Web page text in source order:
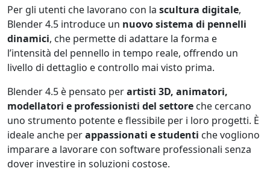
Per gli utenti che lavorano con la scultura digitale,
Blender 4.5 introduce un nuovo sistema di pennelli
dinamici, che permette di adattare la forma e
l’intensità del pennello in tempo reale, offrendo un
livello di dettaglio e controllo mai visto prima.
Blender 4.5 è pensato perartisti 3D, animatori,
modellatori e professionisti del settore che cercano
uno strumento potente e flessibile per i loro progetti. È
ideale anche perappassionati e studenti che vogliono
imparare a lavorare con software professionali senza
dover investire in soluzioni costose.